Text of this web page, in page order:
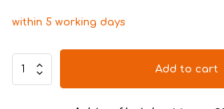
within 5 working days
Add to cart